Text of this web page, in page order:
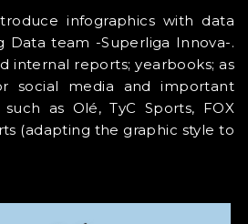
infographics with data
Data team -Superliga Innova-.
internal reports; yearbooks; as
social media and important
as Olé, TyC Sports, FOX
(adapting the graphic style to